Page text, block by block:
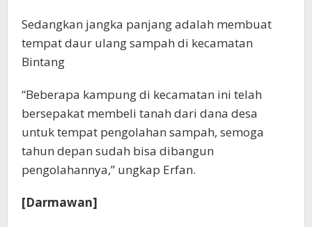
Sedangkan jangka panjang adalah membuat
tempat daur ulang sampah di kecamatan
Bintang
“Beberapa kampung di kecamatan ini telah
bersepakat membeli tanah dari dana desa
untuk tempat pengolahan sampah, semoga
tahun depan sudah bisa dibangun
pengolahannya,” ungkap Erfan.
[Darmawan]